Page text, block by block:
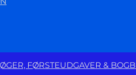
FØRSTEUDGAVER &